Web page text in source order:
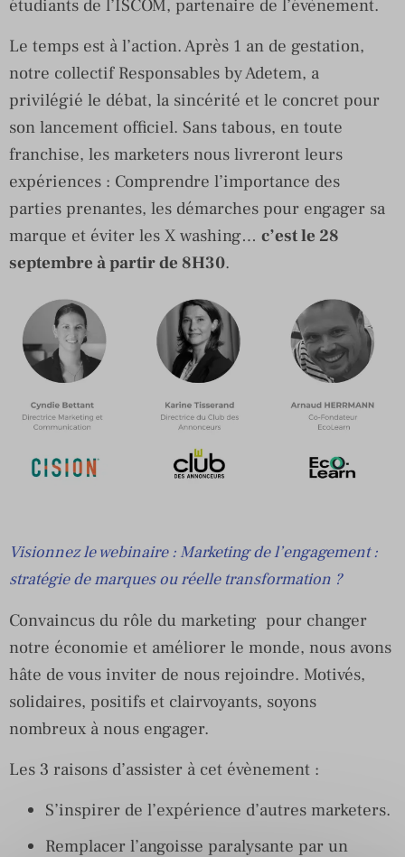
étudiants de l’ISCOM, partenaire de l’évènement.
Le temps est à l’action. Après 1 an de gestation,
notre collectif Responsables by Adetem, a
privilégié le débat, la sincérité et le concret pour
son lancement officiel. Sans tabous, en toute
franchise, les marketers nous livreront leurs
expériences : Comprendre l’importance des
parties prenantes, les démarches pour engager sa
marque et éviter les X washing… c’est le 28
septembre à partir de 8H30.
Visionnez le webinaire : Marketing de l’engagement :
stratégie de marques ou réelle transformation ?
Convaincus du rôle du marketing pour changer
notre économie et améliorer le monde, nous avons
hâte de vous inviter de nous rejoindre. Motivés,
solidaires, positifs et clairvoyants, soyons
nombreux à nous engager.
Les 3 raisons d’assister à cet évènement :
S’inspirer de l’expérience d’autres marketers.
Remplacer l’angoisse paralysante par un